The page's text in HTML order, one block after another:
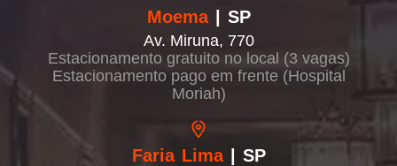
Moema | SP
Av. Miruna, 770
Estacionamento gratuito no local (3 vagas)
Estacionamento pago em frente (Hospital
Moriah)
Faria Lima | SP